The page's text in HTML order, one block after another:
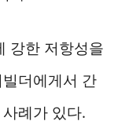
강한 저항성을
더에게서 간
례가 있다.